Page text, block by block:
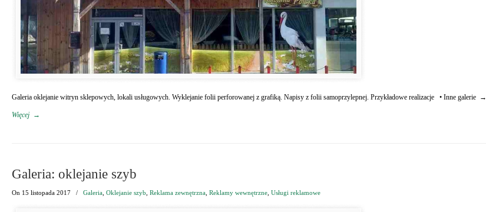
Galeria oklejanie witryn sklepowych, lokali usługowych. Wyklejanie folii perforowanej z grafiką. Napisy z folii samoprzylepnej. Przykładowe realizacje • Inne galerie →
Więcej →
Galeria: oklejanie szyb
On 15 listopada 2017 / Galeria Oklejanie szyb Reklama zewnętrzna Reklamy wewnętrzne Usługi reklamowe